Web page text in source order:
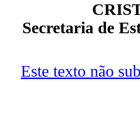
Secretaria de
Este texto não